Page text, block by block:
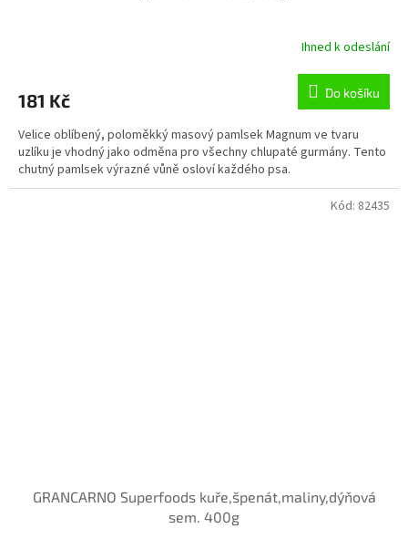
Ihned k odeslání
181 Kč Do košíku
Velice oblíbený, poloměkký masový pamlsek Magnum ve tvaru
uzlíku je vhodný jako odměna pro všechny chlupaté gurmány. Tento
chutný pamlsek výrazné vůně osloví každého psa.
GRANCARNO Superfoods kuře,špenát,maliny,dýňová
sem. 400g
Kód: 82435